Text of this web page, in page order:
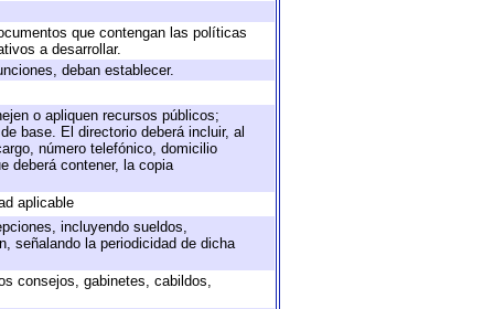
que contengan las políticas
a desarrollar.
deban establecer.
o apliquen recursos públicos;
base. El directorio deberá incluir, al
número telefónico, domicilio
deberá contener, la copia
aplicable
incluyendo sueldos,
señalando la periodicidad de dicha
consejos, gabinetes, cabildos,